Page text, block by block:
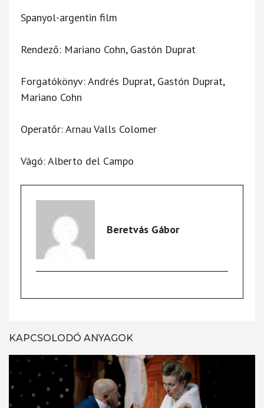
Spanyol-argentin film
Rendező: Mariano Cohn, Gastón Duprat
Forgatókönyv: Andrés Duprat, Gastón Duprat,
Mariano Cohn
Operatőr: Arnau Valls Colomer
Vágó: Alberto del Campo
Beretvás Gábor
KAPCSOLODÓ ANYAGOK